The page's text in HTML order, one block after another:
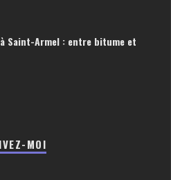
Saint-Armel : entre bitume et
MOI